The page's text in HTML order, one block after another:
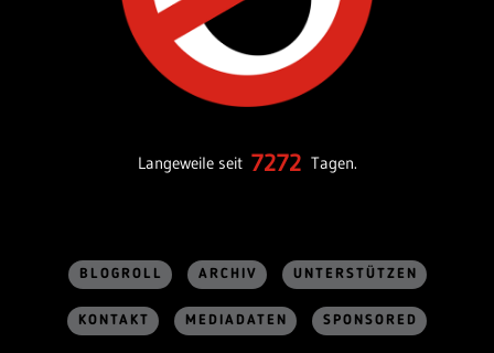
Langeweile seit 7272 Tagen.
BLOGROLL ARCHIV UNTERSTÜTZEN
KONTAKT MEDIADATEN SPONSORED